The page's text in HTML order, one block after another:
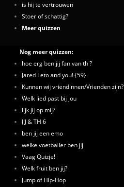
is hij te vertrouwen
Stoer of schattig?
Meer quizzen
Nog meer quizzen:
hoe erg ben jij fan van th ?
Jared Leto and you! {59}
Kunnen wij vriendinnen/Vrienden zijn?
Welk lied past bij jou
lijk jij op mij?
J!J & TH 6
ben jij een emo
welke voetballer ben jij
Vaag Quizje!
Welk fruit ben jij?
Jump of Hip-Hop